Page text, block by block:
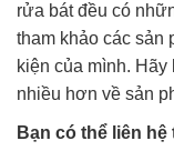
rửa bát đều có
tham khảo các sản
kiện của mình.
nhiều hơn về sản
Bạn có thể liên